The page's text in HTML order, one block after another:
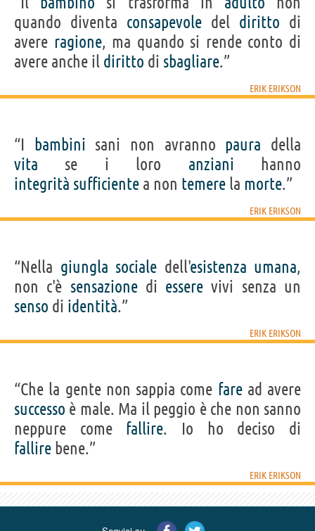
quando diventa consapevole del diritto di
avere ragione, ma quando si rende conto di
avere anche il diritto di sbagliare.”
ERIK ERIKSON
“I bambini sani non avranno paura della
vita se i loro anziani hanno
integrità sufficiente a non temere la morte.”
ERIK ERIKSON
“Nella giungla sociale dell'esistenza umana,
non c'è sensazionedi essere vivi senza un
senso di identità.”
ERIK ERIKSON
“Che la gente non sappia come faread avere
successo è male. Ma il peggio è che non sanno
neppure come fallire. Io ho deciso di
fallire bene.”
ERIK ERIKSON